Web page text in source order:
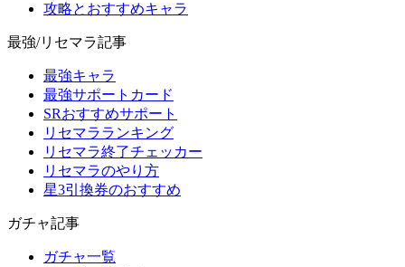
攻略とおすすめキャラ
最強/リセマラ記事
最強キャラ
最強サポートカード
SRおすすめサポート
リセマラランキング
リセマラ終了チェッカー
リセマラのやり方
星3引換券のおすすめ
ガチャ記事
ガチャ一覧